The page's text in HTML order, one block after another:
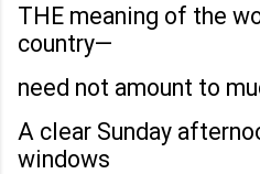
THE meaning of the
country—
need not amount to
A clear Sunday
windows